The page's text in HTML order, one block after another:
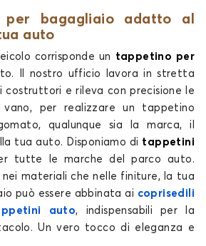
bagagliaio adatto al
auto
corrisponde un tappetino per
Il nostro ufficio lavora in stretta
costruttori e rileva con precisione le
vano, per realizzare un tappetino
qualunque sia la marca, il
tua auto. Disponiamo di tappetini
tutte le marche del parco auto.
nei materiali che nelle finiture, la tua
può essere abbinata ai coprisedili
auto, indispensabili per la
Un vero tocco di eleganza e